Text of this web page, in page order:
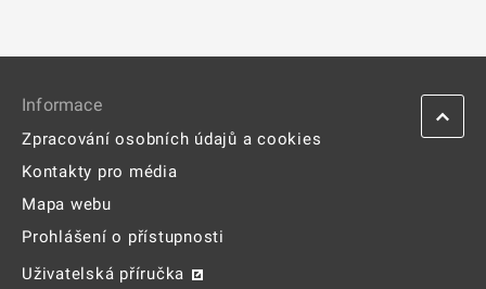
Informace
Zpracování osobních údajů a cookies
Kontakty pro média
Mapa webu
Prohlášení o přístupnosti
Uživatelská příručka